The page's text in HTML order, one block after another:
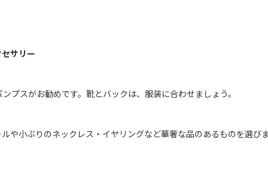
サリー
プスがお勧めです。靴とバックは、服装に合わせましょう。
や小ぶりのネックレス・イヤリングなど華奢な品のあるものを選びま